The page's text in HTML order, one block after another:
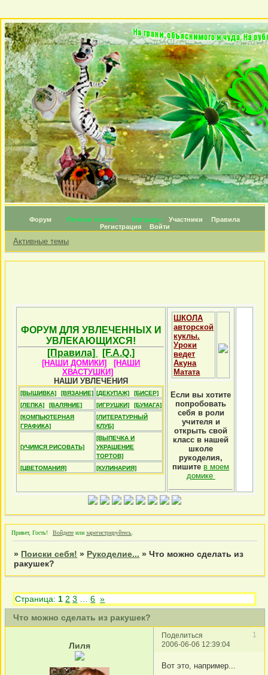
Форум Личные топики Награды Участники
Правила
Регистрация
Войти
Активные темы
ФОРУМ ДЛЯ УВЛЕЧЕННЫХ И
УВЛЕКАЮЩИХСЯ!
[Правила]
[F.A.Q.]
[НАШИ ДОМИКИ]
[НАШИ
ХВАСТУШКИ]
НАШИ УВЛЕЧЕНИЯ
[ВЫШИВКА] [ВЯЗАНИЕ] [ДЕКУПАЖ]
[БИСЕР]
[ЛЕПКА]
[ВАЛЯНИЕ] [ИГРУШКИ]
[БУМАГА]
[КОМПЬЮТЕРНАЯ
ГРАФИКА]
[ЛИТЕРАТУРНЫЙ
КЛУБ]
[УЧИМСЯ РИСОВАТЬ]
[ВЫПЕЧКА И
УКРАШЕНИЕ
ТОРТОВ]
[ЦВЕТОМАНИЯ]
[КУЛИНАРИЯ]
ШКОЛА
авторской
куклы.
Уроки
ведет
Акуна
Матата
Если вы хотите
попробовать
себя в роли
учителя и
открыть свой
класс в нашей
школе
рукоделия,
пишите в моем
домике
Привет, Гость! Войдите или зарегистрируйтесь
» Поиски себя! » Рукоделие... »Что можно сделать из
ракушек?
Что можно сделать из ракушек?
Страница: 1 2 3 6 »
Поделиться
1
2006-06-06 12:39:04
Лиля
Вот это, например...